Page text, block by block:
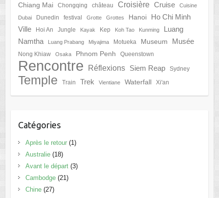
Chiang Mai Chongqing château Croisière Cruise Cuisine
Dubai Dunedin festival Grotte Grottes Hanoi
Ho Chi Minh
Ville
Hoi An Jungle Kayak Kep Koh Tao Kunming
Luang
Namtha
Luang Prabang Miyajima Motueka Museum Musée
Nong Khiaw Osaka Phnom Penh Queenstown
Rencontre Réflexions Siem Reap Sydney
Temple Train Trek Vientiane Waterfall Xi'an
Catégories
Après le retour(1)
Australie(18)
Avant le départ(3)
Cambodge(21)
Chine(27)